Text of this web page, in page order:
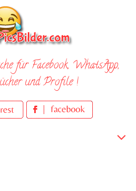
für Facebook, WhatsApp,
und Profile !